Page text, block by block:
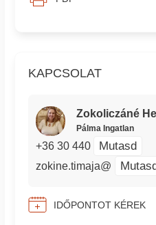
KAPCSOLAT
Zokoliczáné
Pálma Ingatlan
+36 30 440 Mutasd
zokine.timaja@
IDŐPONTOT KÉREK